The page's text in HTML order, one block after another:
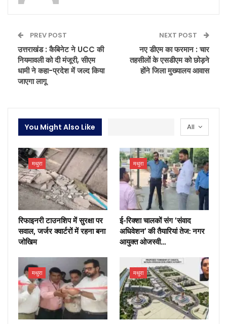
PREV POST
उत्तराखंड : कैबिनेट ने UCC की
नियमावली को दी मंजूरी, सीएम
धामी ने कहा-प्रदेश में जल्द किया
जाएगा लागू
NEXT POST
नए डीएम का फरमान : चार
तहसीलों के एसडीएम को छोड़ने
होंने जिला मुख्यालय आवास
All
You Might Also Like
मथुरा
रिफाइनरी टाउनशिप में सुरक्षा पर
सवाल, जर्जर क्वार्टरों में रहना बना
जोखिम
मथुरा
ई-रिक्शा चालकों संग ‘संवाद
अधिवेशन’ की तैयारियां तेज: नगर
आयुक्त ओजस्वी…
मथुरा मथुरा